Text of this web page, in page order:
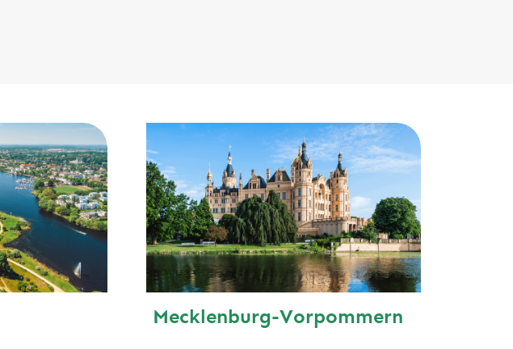
Mecklenburg-Vorpommern